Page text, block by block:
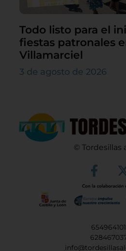
Todo listo para el
fiestas patronales
Villamarciel
3 de agosto de 2026
© Tordesillas
654964101